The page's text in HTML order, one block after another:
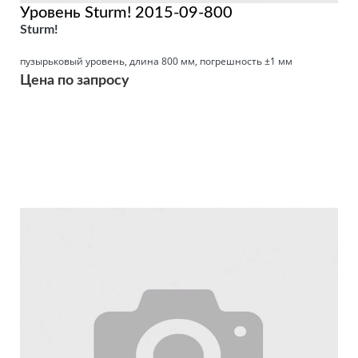
Уровень Sturm! 2015-09-800
Sturm!
пузырьковый уровень, длина 800 мм, погрешность ±1 мм
Цена по запросу